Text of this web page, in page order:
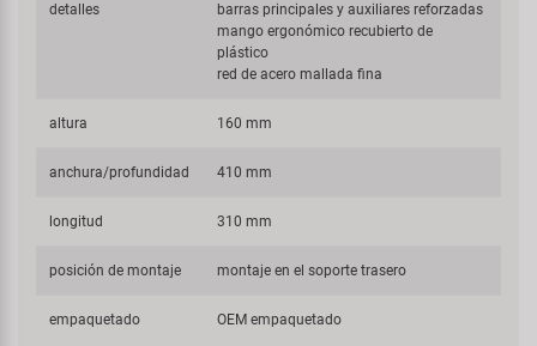
detalles
barras principales y auxiliares reforzadas
mango ergonómico recubierto de
plástico
red de acero mallada fina
altura 160 mm
anchura/profundidad 410 mm
longitud 310 mm
posición de montaje montaje en el soporte trasero
empaquetado OEM empaquetado